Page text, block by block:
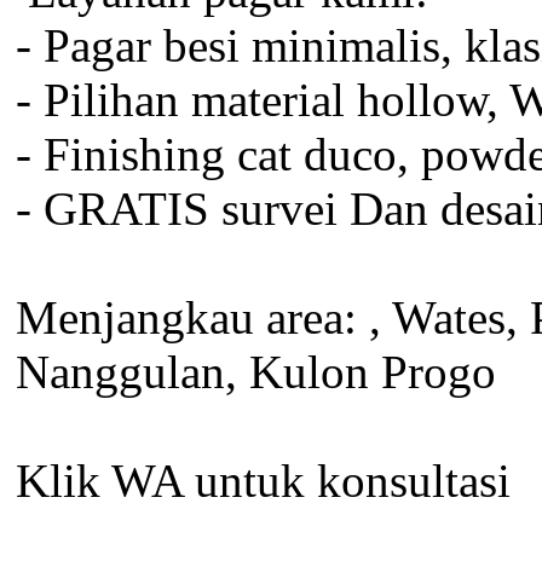
- Pagar besi minimalis,
- Pilihan material hollow,
- Finishing cat duco,
- GRATIS survei Dan
Menjangkau area: ,
Nanggulan, Kulon Progo
Klik WA untuk konsultasi